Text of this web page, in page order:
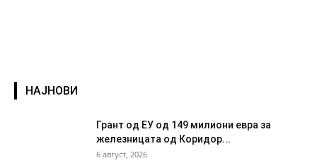
НАЈНОВИ
Грант од ЕУ од 149 милиони евра за
железницата од Коридор...
6 август, 2026